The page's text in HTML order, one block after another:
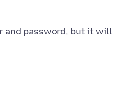
and password, but it will